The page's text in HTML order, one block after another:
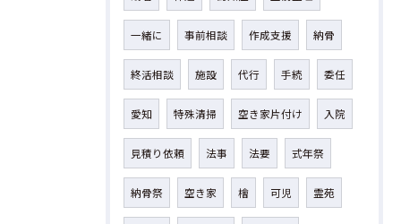
一緒に 事前相談 作成支援 納骨
終活相談 施設 代行 手続 委任
愛知 特殊清掃 空き家片付け 入院
見積り依頼 法事 法要 式年祭
納骨祭 空き家 檜 可児 霊苑